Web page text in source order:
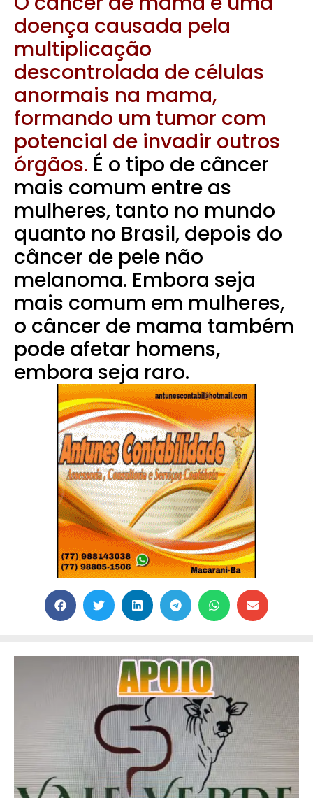
doença causada pela
multiplicação
descontrolada de células
anormais na mama,
formando um tumor com
potencial de invadir outros
órgãos. É o tipo de câncer
mais comum entre as
mulheres, tanto no mundo
quanto no Brasil, depois do
câncer de pele não
melanoma. Embora seja
mais comum em mulheres,
o câncer de mama também
pode afetar homens,
embora seja raro.